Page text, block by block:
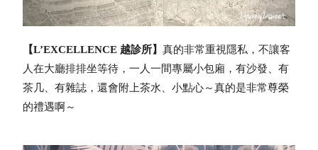
【L’EXCELLENCE 越診所】真的非常重視隱私，不讓客
人在大廳排排坐等待，一人一間專屬小包廂，有沙發、有
茶几、有雜誌，還會附上茶水、小點心～真的是非常尊榮
的禮遇啊～